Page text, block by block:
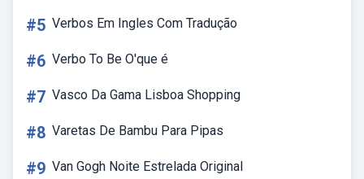
#5 Verbos Em Ingles Com Tradução
#6 Verbo To Be O'que é
#7 Vasco Da Gama Lisboa Shopping
#8 Varetas De Bambu Para Pipas
#9 Van Gogh Noite Estrelada Original